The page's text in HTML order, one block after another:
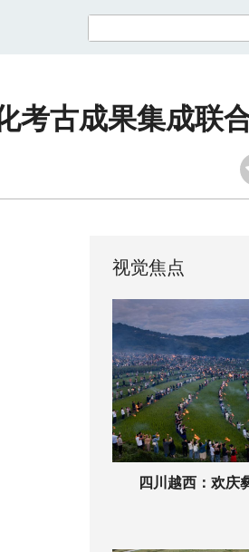
考古成果集成联
视觉焦点
四川越西：欢庆